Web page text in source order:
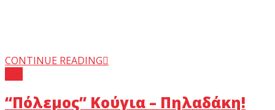
CONTINUE READING
“Πόλεμος” Κούγια – Πηλαδάκη!